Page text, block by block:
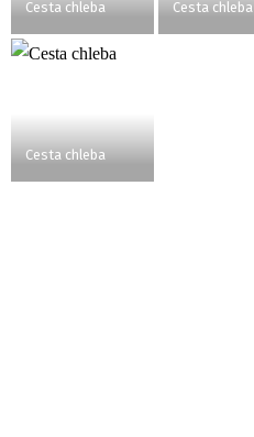
Cesta chleba Cesta chleba
Cesta chleba